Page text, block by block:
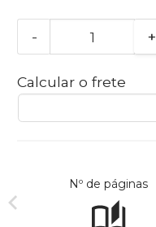
- +
Calcular o frete
Nº de páginas